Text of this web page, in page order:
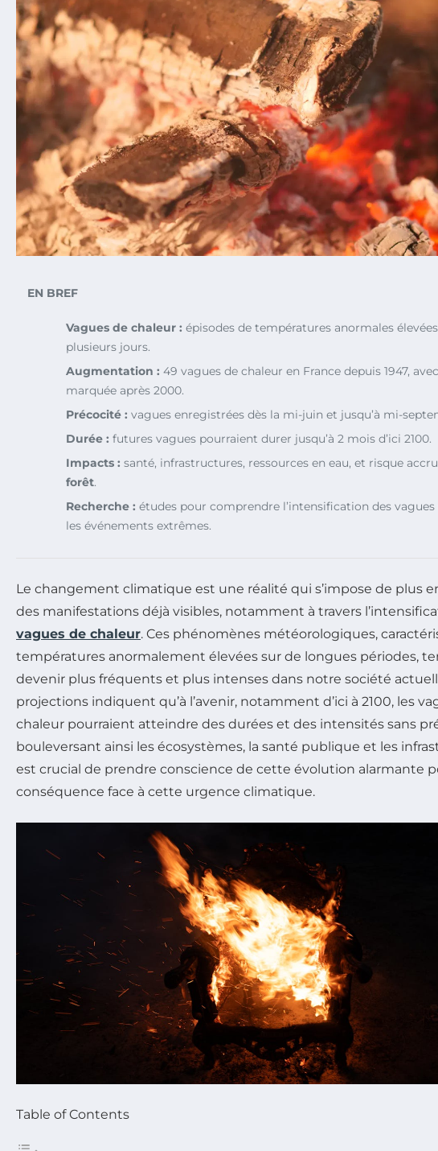
EN BREF
Vagues de chaleur : épisodes de températures anormales
plusieurs jours.
Augmentation : 49 vagues de chaleur en France depuis 1947,
marquée après 2000.
Précocité : vagues enregistrées dès la mi-juin et jusqu’à mi-
Durée : futures vagues pourraient durer jusqu’à 2 mois d’ici 2100.
Impacts : santé, infrastructures, ressources en eau, et risque
forêt.
Recherche : études pour comprendre l’intensification des
les événements extrêmes.
Le changement climatique est une réalité qui s’impose de plus
des manifestations déjà visibles, notamment à travers
vagues de chaleur. Ces phénomènes météorologiques,
températures anormalement élevées sur de longues périodes,
devenir plus fréquents et plus intenses dans notre société
projections indiquent qu’à l’avenir, notamment d’ici à 2100, les
chaleur pourraient atteindre des durées et des intensités sans
bouleversant ainsi les écosystèmes, la santé publique et les
est crucial de prendre conscience de cette évolution alarmante
conséquence face à cette urgence climatique.
Table of Contents